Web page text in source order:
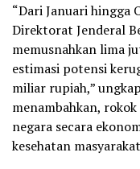
“Dari Januari hingga
Direktorat Jenderal
memusnahkan lima
estimasi potensi
miliar rupiah,”
menambahkan,
negara secara
kesehatan